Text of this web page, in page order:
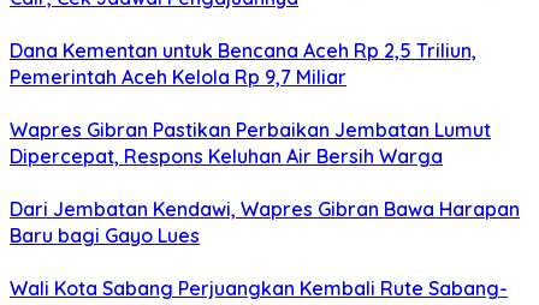
Dana Kementan untuk Bencana Aceh Rp 2,5 Triliun,
Pemerintah Aceh Kelola Rp 9,7 Miliar
Wapres Gibran Pastikan Perbaikan Jembatan Lumut
Dipercepat, Respons Keluhan Air Bersih Warga
Dari Jembatan Kendawi, Wapres Gibran Bawa Harapan
Baru bagi Gayo Lues
Wali Kota Sabang Perjuangkan Kembali Rute Sabang-